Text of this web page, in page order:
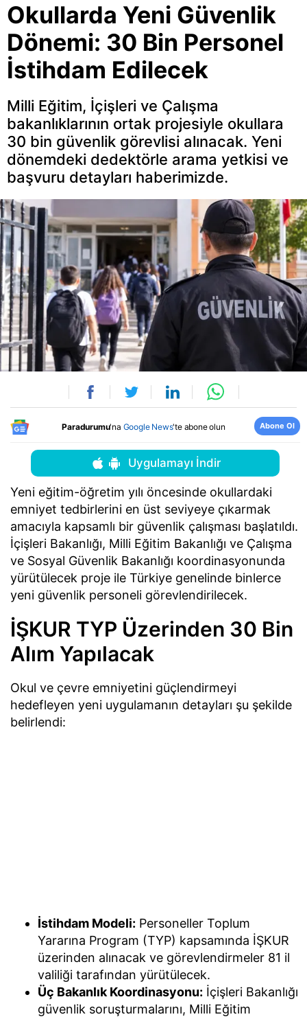
Okullarda Yeni Güvenlik
Dönemi: 30 Bin Personel
İstihdam Edilecek
Milli Eğitim, İçişleri ve Çalışma
bakanlıklarının ortak projesiyle okullara
30 bin güvenlik görevlisi alınacak. Yeni
dönemdeki dedektörle arama yetkisi ve
başvuru detayları haberimizde.
Paradurumu'na Google News'te abone olun Abone Ol
Uygulamayı İndir
Yeni eğitim-öğretim yılı öncesinde okullardaki
emniyet tedbirlerini en üst seviyeye çıkarmak
amacıyla kapsamlı bir güvenlik çalışması başlatıldı.
İçişleri Bakanlığı, Milli Eğitim Bakanlığı ve Çalışma
ve Sosyal Güvenlik Bakanlığı koordinasyonunda
yürütülecek proje ile Türkiye genelinde binlerce
yeni güvenlik personeli görevlendirilecek.
İŞKUR TYP Üzerinden 30 Bin
Alım Yapılacak
Okul ve çevre emniyetini güçlendirmeyi
hedefleyen yeni uygulamanın detayları şu şekilde
belirlendi:
İstihdam Modeli: Personeller Toplum
Yararına Program (TYP) kapsamında İŞKUR
üzerinden alınacak ve görevlendirmeler 81 il
valiliği tarafından yürütülecek.
Üç Bakanlık Koordinasyonu: İçişleri Bakanlığı
güvenlik soruşturmalarını, Milli Eğitim